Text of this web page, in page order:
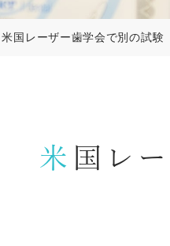
米国レーザー歯学会で別の試験
米国